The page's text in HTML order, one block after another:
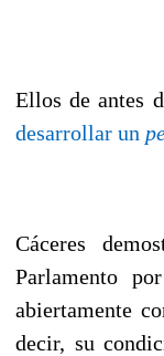
Ellos de antes
desarrollar un
Cáceres
Parlamento
abiertamente
decir, su